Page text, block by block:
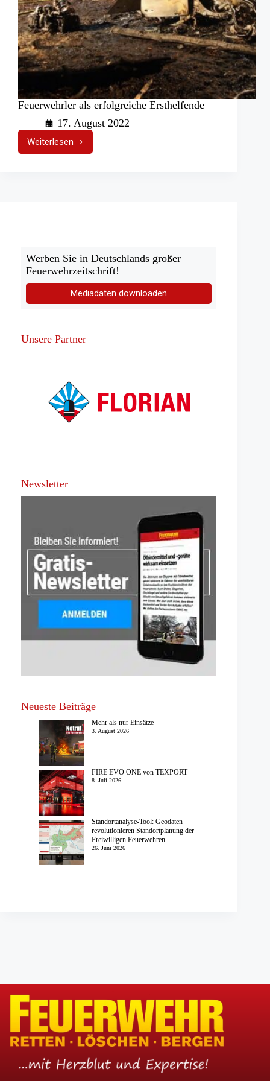
Feuerwehrler als erfolgreiche Ersthelfende
17. August 2022
WeiterlesenFeuerwehrler
als
Werben Sie in Deutschlands großer
Feuerwehrzeitschrift!
Mediadaten downloaden
Unsere Partner
Newsletter
Neueste Beiträge
Mehr als nur Einsätze
3. August 2026
FIRE EVO ONE von TEXPORT
8. Juli 2026
Standortanalyse-Tool: Geodaten
revolutionieren Standortplanung der
Freiwilligen Feuerwehren
26. Juni 2026